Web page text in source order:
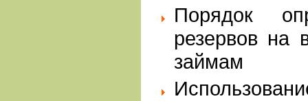
Порядок
резервов на
займам